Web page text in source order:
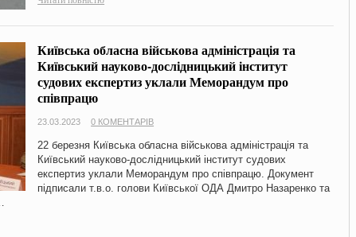
Київська обласна військова адміністрація та
Київський науково-дослідницький інститут
судових експертиз уклали Меморандум про
співпрацю
23.03.2023 0 КОМЕНТАРІВ
22 березня Київська обласна військова адміністрація та
Київський науково-дослідницький інститут судових
експертиз уклали Меморандум про співпрацю. Документ
підписали т.в.о. голови Київської ОДА Дмитро Назаренко та